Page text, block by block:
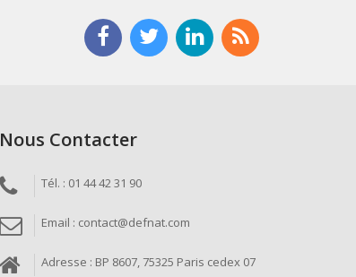
Nous Contacter
Tél. : 01 44 42 31 90
Email : contact@defnat.com
Adresse : BP 8607, 75325 Paris cedex 07